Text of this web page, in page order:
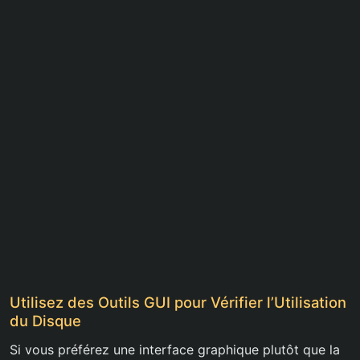
Utilisez des Outils GUI pour Vérifier l’Utilisation
du Disque
Si vous préférez une interface graphique plutôt que la